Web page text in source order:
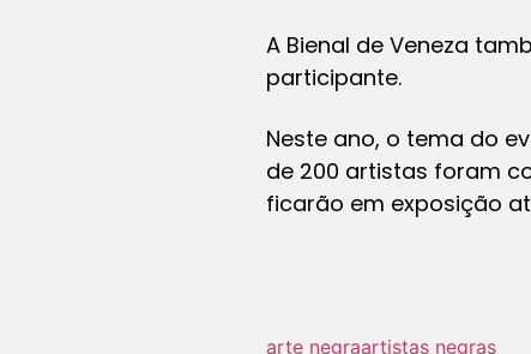
A Bienal de Veneza
participante.
Neste ano, o tema do
de 200 artistas foram
ficarão em exposição
arte negraartistas negras